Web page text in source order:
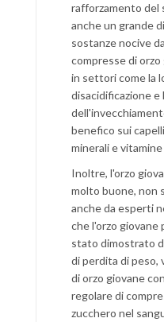
rafforzamento del
anche un grande
sostanze nocive
compresse di
in settori come la
disacidificazione e
benefico sui
minerali e
Inoltre, l'orzo
molto buone, non
anche da esperti
che l'orzo giovane
stato dimostrato
di perdita di peso,
di orzo giovane
regolare di
zucchero nel